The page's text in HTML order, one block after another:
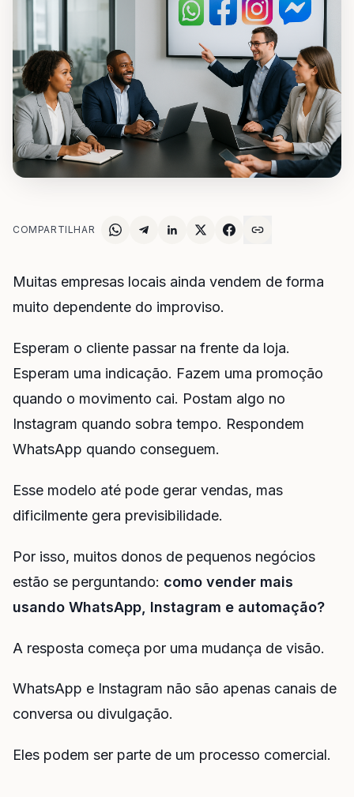
COMPARTILHAR
Muitas empresas locais ainda vendem de forma
muito dependente do improviso.
Esperam o cliente passar na frente da loja.
Esperam uma indicação. Fazem uma promoção
quando o movimento cai. Postam algo no
Instagram quando sobra tempo. Respondem
WhatsApp quando conseguem.
Esse modelo até pode gerar vendas, mas
dificilmente gera previsibilidade.
Por isso, muitos donos de pequenos negócios
estão se perguntando: como vender mais
usando WhatsApp, Instagram e automação?
A resposta começa por uma mudança de visão.
WhatsApp e Instagram não são apenas canais de
conversa ou divulgação.
Eles podem ser parte de um processo comercial.